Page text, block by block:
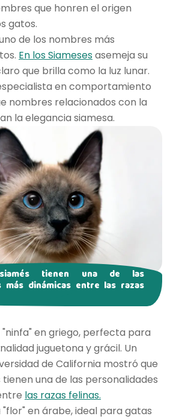
que honren el origen
gatos.
de los nombres más
En los Siamesesasemeja su
que brilla como la luz lunar.
en comportamiento
nombres relacionados con la
la elegancia siamesa.
tienen una de las
más dinámicas entre las razas
"ninfa" en griego, perfecta para
juguetona y grácil. Un
de California mostró que
una de las personalidades
las razas felinas.
"flor" en árabe, ideal para gatas